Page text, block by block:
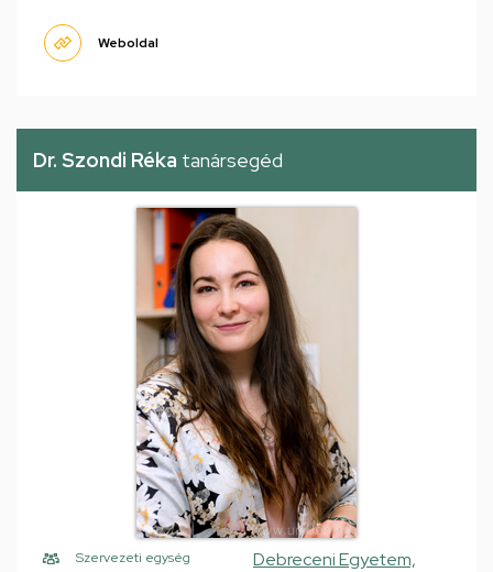
Weboldal
Dr. Szondi Réka tanársegéd
Szervezeti egység
Debreceni Egyetem,